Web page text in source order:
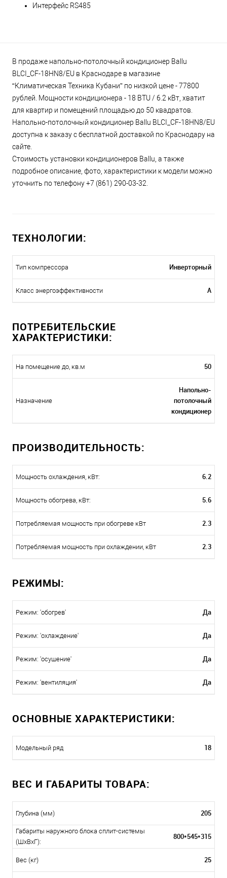
Интерфейс RS485
В продаже напольно-потолочный кондиционер Ballu
BLCI_CF-18HN8/EU в Краснодаре в магазине
“Климатическая Техника Кубани” по низкой цене - 77800
рублей. Мощности кондиционера - 18 BTU / 6.2 кВт, хватит
для квартир и помещений площадью до 50 квадратов.
Напольно-потолочный кондиционер Ballu BLCI_CF-18HN8/EU
доступна к заказу с бесплатной доставкой по Краснодару на
сайте.
Стоимость установки кондиционеров Ballu, а также
подробное описание, фото, характеристики к модели можно
уточнить по телефону +7 (861) 290-03-32.
ТЕХНОЛОГИИ:
Тип компрессора Инверторный
Класс энергоэффективности A
ПОТРЕБИТЕЛЬСКИЕ
ХАРАКТЕРИСТИКИ:
На помещение до, кв.м 50
Назначение
Напольно-
потолочный
кондиционер
ПРОИЗВОДИТЕЛЬНОСТЬ:
Мощность охлаждения, кВт: 6.2
Мощность обогрева, кВт: 5.6
Потребляемая мощность при обогреве кВт 2.3
Потребляемая мощность при охлаждении, кВт 2.3
РЕЖИМЫ:
Режим: 'обогрев' Да
Режим: 'охлаждение' Да
Режим: 'осушение' Да
Режим: 'вентиляция' Да
ОСНОВНЫЕ ХАРАКТЕРИСТИКИ:
Модельный ряд 18
ВЕС И ГАБАРИТЫ ТОВАРА:
Глубина (мм) 205
Габариты наружного блока сплит-системы
(ШxВxГ):
800*545*315
Вес (кг) 25